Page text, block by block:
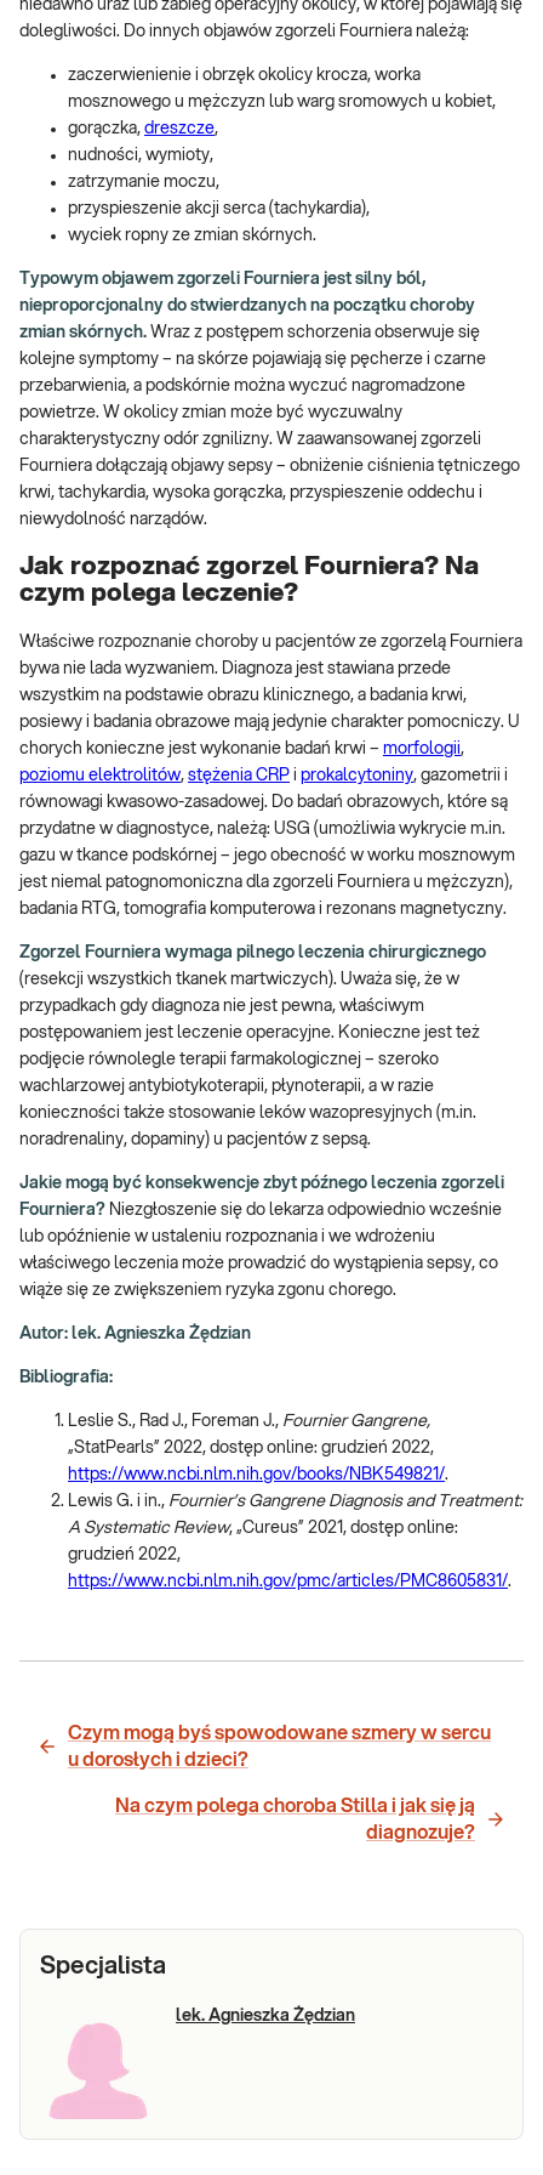
niedawno uraz lub zabieg operacyjny okolicy, w której pojawiają się
dolegliwości. Do innych objawów zgorzeli Fourniera należą:
zaczerwienienie i obrzęk okolicy krocza, worka
mosznowego u mężczyzn lub warg sromowych u kobiet,
gorączka, dreszcze,
nudności, wymioty,
zatrzymanie moczu,
przyspieszenie akcji serca (tachykardia),
wyciek ropny ze zmian skórnych.
Typowym objawem zgorzeli Fourniera jest silny ból,
nieproporcjonalny do stwierdzanych na początku choroby
zmian skórnych. Wraz z postępem schorzenia obserwuje się
kolejne symptomy – na skórze pojawiają się pęcherze i czarne
przebarwienia, a podskórnie można wyczuć nagromadzone
powietrze. W okolicy zmian może być wyczuwalny
charakterystyczny odór zgnilizny. W zaawansowanej zgorzeli
Fourniera dołączają objawy sepsy – obniżenie ciśnienia tętniczego
krwi, tachykardia, wysoka gorączka, przyspieszenie oddechu i
niewydolność narządów.
Jak rozpoznać zgorzel Fourniera? Na
czym polega leczenie?
Właściwe rozpoznanie choroby u pacjentów ze zgorzelą Fourniera
bywa nie lada wyzwaniem. Diagnoza jest stawiana przede
wszystkim na podstawie obrazu klinicznego, a badania krwi,
posiewy i badania obrazowe mają jedynie charakter pomocniczy. U
chorych konieczne jest wykonanie badań krwi – morfologii,
poziomu elektrolitów, stężenia CRP i prokalcytoniny, gazometrii i
równowagi kwasowo-zasadowej. Do badań obrazowych, które są
przydatne w diagnostyce, należą: USG (umożliwia wykrycie m.in.
gazu w tkance podskórnej – jego obecność w worku mosznowym
jest niemal patognomoniczna dla zgorzeli Fourniera u mężczyzn),
badania RTG, tomografia komputerowa i rezonans magnetyczny.
Zgorzel Fourniera wymaga pilnego leczenia chirurgicznego
(resekcji wszystkich tkanek martwiczych). Uważa się, że w
przypadkach gdy diagnoza nie jest pewna, właściwym
postępowaniem jest leczenie operacyjne. Konieczne jest też
podjęcie równolegle terapii farmakologicznej – szeroko
wachlarzowej antybiotykoterapii, płynoterapii, a w razie
konieczności także stosowanie leków wazopresyjnych (m.in.
noradrenaliny, dopaminy) u pacjentów z sepsą.
Jakie mogą być konsekwencje zbyt późnego leczenia zgorzeli
Fourniera? Niezgłoszenie się do lekarza odpowiednio wcześnie
lub opóźnienie w ustaleniu rozpoznania i we wdrożeniu
właściwego leczenia może prowadzić do wystąpienia sepsy, co
wiąże się ze zwiększeniem ryzyka zgonu chorego.
Autor: lek. Agnieszka Żędzian
Bibliografia:
Leslie S., Rad J., Foreman J., Fournier Gangrene,
„StatPearls” 2022, dostęp online: grudzień 2022,
https://www.ncbi.nlm.nih.gov/books/NBK549821/.
Lewis G. i in., Fournier’s Gangrene Diagnosis and Treatment:
A Systematic Review, „Cureus” 2021, dostęp online:
grudzień 2022,
https://www.ncbi.nlm.nih.gov/pmc/articles/PMC8605831/.
Czym mogą byś spowodowane szmery w sercu
u dorosłych i dzieci?
Na czym polega choroba Stilla i jak się ją
diagnozuje?
Specjalista
lek. Agnieszka Żędzian